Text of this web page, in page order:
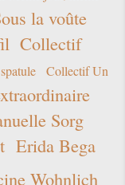
la voûte
Collectif
Collectif Un
Sorg
Erida Bega
Wohnlich